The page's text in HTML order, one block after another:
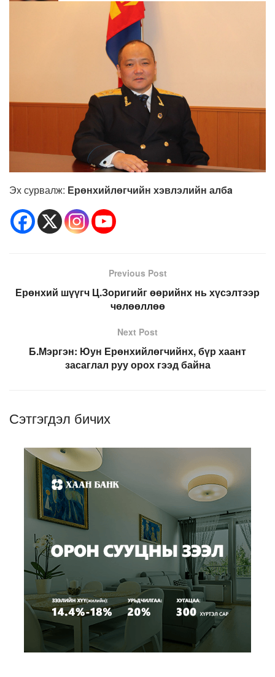
Эх сурвалж: Ерөнхийлөгчийн хэвлэлийн албa
Previous Post
Ерөнхий шүүгч Ц.Зоригийг өөрийнх нь хүсэлтээр
чөлөөллөө
Next Post
Б.Мэргэн: Юун Ерөнхийлөгчийнх, бүр хаант
засаглал руу орох гээд байна
Сэтгэгдэл бичих